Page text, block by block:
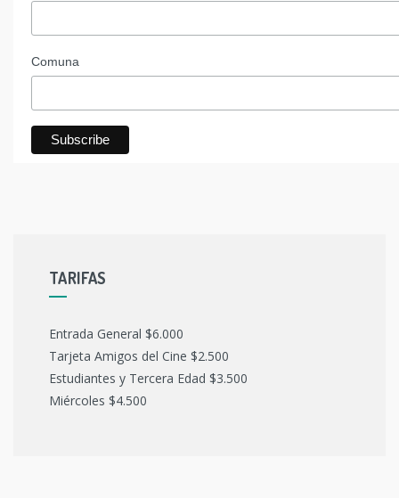
Comuna
TARIFAS
Entrada General $6.000
Tarjeta Amigos del Cine $2.500
Estudiantes y Tercera Edad $3.500
Miércoles $4.500